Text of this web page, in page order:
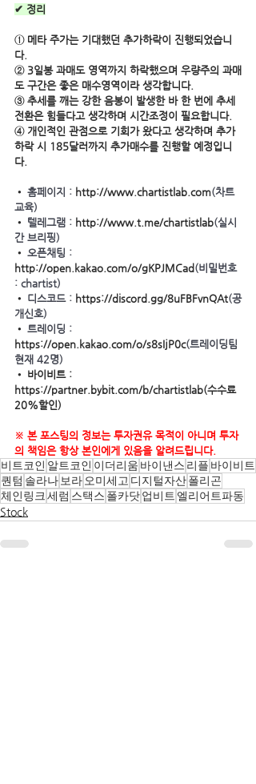
✔ 정리
① 메타 주가는 기대했던 추가하락이 진행되었습니
다.
② 3일봉 과매도 영역까지 하락했으며 우량주의 과매
도 구간은 좋은 매수영역이라 생각합니다.
③ 추세를 깨는 강한 음봉이 발생한 바 한 번에 추세
전환은 힘들다고 생각하며 시간조정이 필요합니다.
④ 개인적인 관점으로 기회가 왔다고 생각하며 추가
하락 시 185달러까지 추가매수를 진행할 예정입니
다.
• 홈페이지 : http://www.chartistlab.com(차트
교육)
• 텔레그램 : http://www.t.me/chartistlab(실시
간 브리핑)
• 오픈채팅 :
http://open.kakao.com/o/gKPJMCad (비밀번호
: chartist)
• 디스코드 : https://discord.gg/8uFBFvnQAt(공
개신호)
• 트레이딩 :
https://open.kakao.com/o/s8sIjP0c(트레이딩팀
현재 42명)
• 바이비트 :
https://partner.bybit.com/b/chartistlab(수수료
20%할인)
※ 본 포스팅의 정보는 투자권유 목적이 아니며 투자
의 책임은 항상 본인에게 있음을 알려드립니다.
비트코인 알트코인 이더리움 바이낸스 리플 바이비트
퀀텀 솔라나보라오미세고 디지털자산폴리곤
체인링크세럼 스택스 폴카닷업비트 엘리어트파동
Stock